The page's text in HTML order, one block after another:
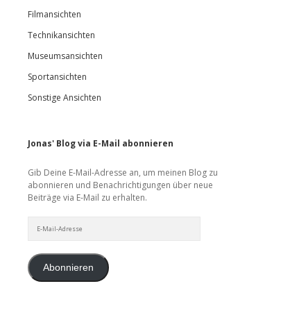
Filmansichten
Technikansichten
Museumsansichten
Sportansichten
Sonstige Ansichten
Jonas' Blog via E-Mail abonnieren
Gib Deine E-Mail-Adresse an, um meinen Blog zu
abonnieren und Benachrichtigungen über neue
Beiträge via E-Mail zu erhalten.
Mail-
Abonnieren